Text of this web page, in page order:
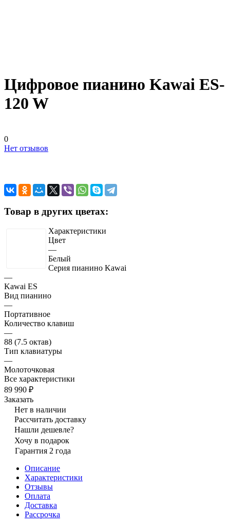
Цифровое пианино Kawai ES-
120 W
0
Нет отзывов
Товар в других цветах:
Характеристики
Цвет
—
Белый
Серия пианино Kawai
—
Kawai ES
Вид пианино
—
Портативное
Количество клавиш
—
88 (7.5 октав)
Тип клавиатуры
—
Молоточковая
Все характеристики
89 990 ₽
Заказать
Нет в наличии
Рассчитать доставку
Нашли дешевле?
Хочу в подарок
Гарантия 2 года
Описание
Характеристики
Отзывы
Оплата
Доставка
Рассрочка